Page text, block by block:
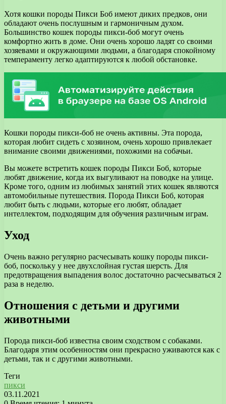
Хотя кошки породы Пикси Боб имеют диких предков, они
обладают очень послушным и гармоничным духом.
Большинство кошек породы пикси-боб могут очень
комфортно жить в доме. Они очень хорошо ладят со своими
хозяевами и окружающими людьми, а благодаря спокойному
темпераменту легко адаптируются к любой обстановке.
Кошки породы пикси-боб не очень активны. Эта порода,
которая любит сидеть с хозяином, очень хорошо привлекает
внимание своими движениями, похожими на собачьи.
Вы можете встретить кошек породы Пикси Боб, которые
любят движение, когда их выгуливают на поводке на улице.
Кроме того, одним из любимых занятий этих кошек являются
автомобильные путешествия. Порода Пикси Боб, которая
любит быть с людьми, которые его любят, обладает
интеллектом, подходящим для обучения различным играм.
Уход
Очень важно регулярно расчесывать кошку породы пикси-
боб, поскольку у нее двухслойная густая шерсть. Для
предотвращения выпадения волос достаточно расчесываться 2
раза в неделю.
Отношения с детьми и другими
животными
Порода пикси-боб известна своим сходством с собаками.
Благодаря этим особенностям они прекрасно уживаются как с
детьми, так и с другими животными.
Теги
пикси
03.11.2021